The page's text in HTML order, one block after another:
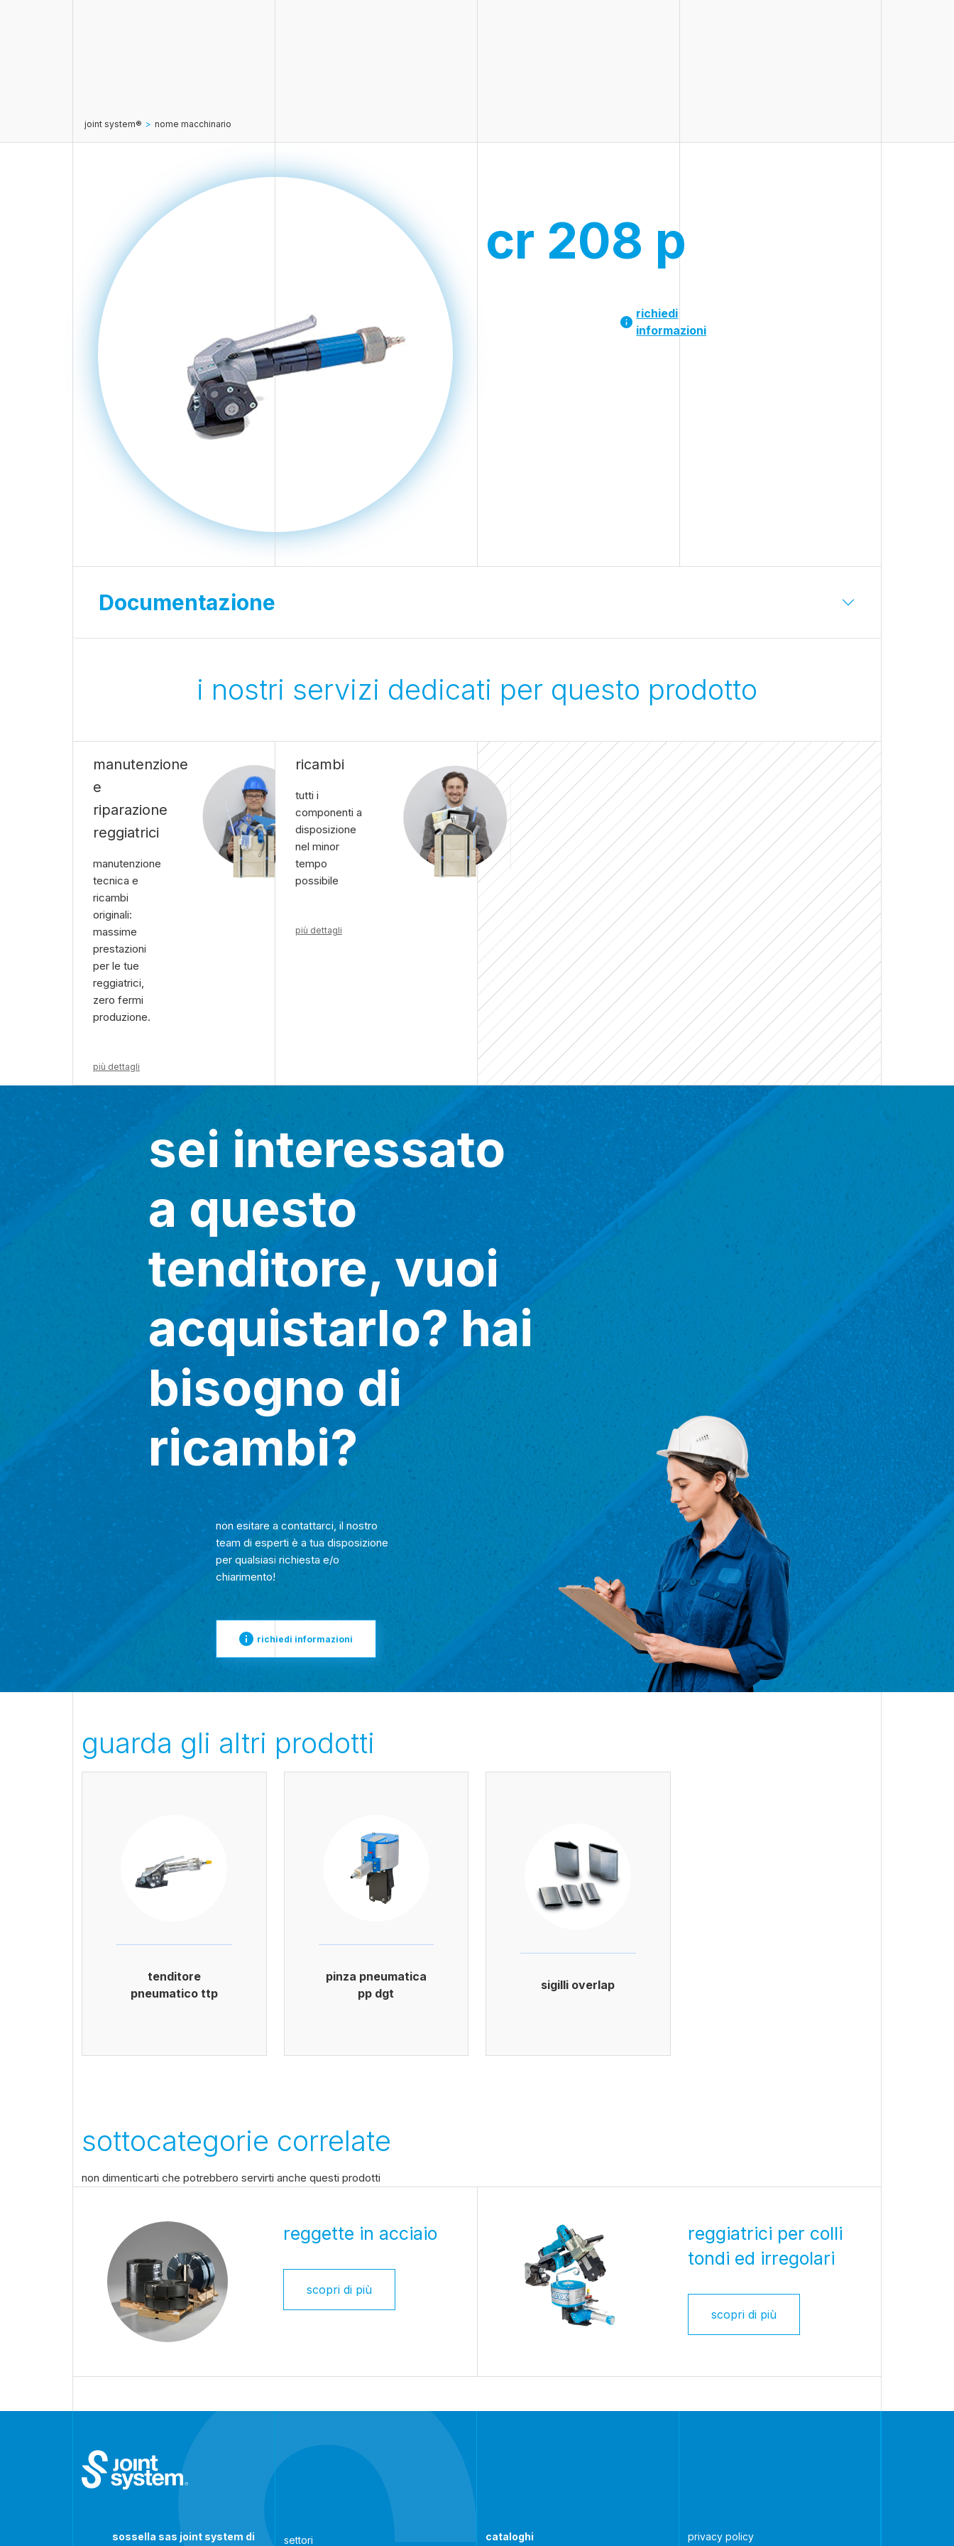
joint system® > nome macchinario
cr 208 p
richiedi
informazioni
Documentazione
i nostri servizi dedicati per questo prodotto
manutenzione
e
riparazione
reggiatrici
manutenzione
tecnica e
ricambi
originali:
massime
prestazioni
per le tue
reggiatrici,
zero fermi
produzione.
più dettagli
ricambi
tutti i
componenti a
disposizione
nel minor
tempo
possibile
più dettagli
sei interessato
a questo
tenditore, vuoi
acquistarlo? hai
bisogno di
ricambi?
non esitare a contattarci, il nostro
team di esperti è a tua disposizione
per qualsiasi richiesta e/o
chiarimento!
richiedi informazioni
guarda gli altri prodotti
tenditore
pneumatico ttp
pinza pneumatica
pp dgt
sigilli overlap
sottocategorie correlate
non dimenticarti che potrebbero servirti anche questi prodotti
reggette in acciaio
scopri di più
reggiatrici per colli
tondi ed irregolari
scopri di più
sossella sas joint system di
settori cataloghi
privacy policy